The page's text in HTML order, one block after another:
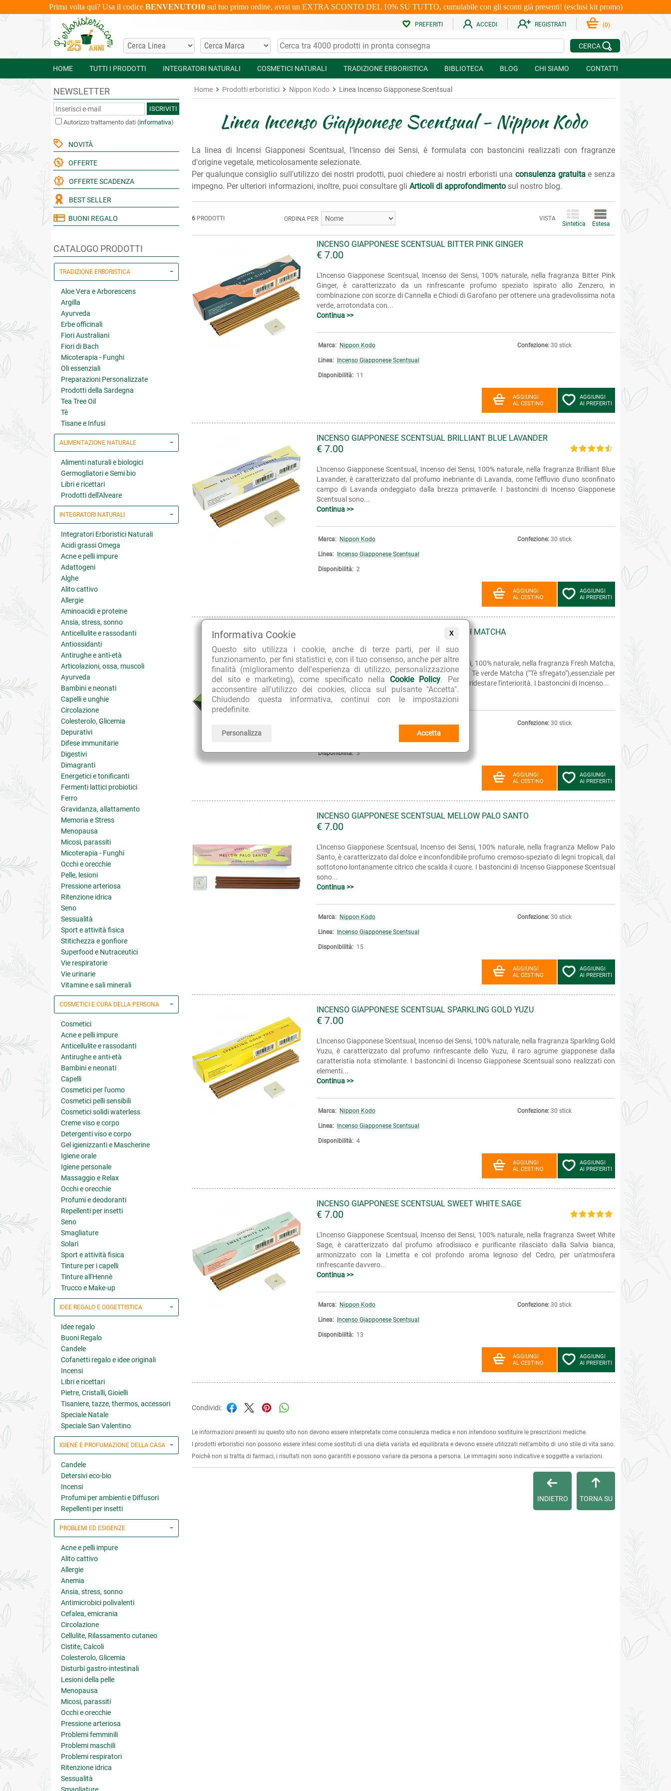
X
Informativa Cookie
Questo sito utilizza i cookie, anche di terze parti, per il suo
funzionamento, per fini statistici e, con il tuo consenso, anche per altre
finalità (miglioramento dell'esperienza di utilizzo, personalizzazione
del sito e marketing), come specificato nella Cookie Policy. Per
acconsentire all'utilizzo dei cookies, clicca sul pulsante "Accetta".
Chiudendo questa informativa, continui con le impostazioni
predefinite.
Personalizza Accetta
Prima volta qui? Usa il codice BENVENUTO10sul tuo primo ordine, avrai un EXTRA SCONTO DEL 10% SU TUTTO, cumulabile con gli sconti già presenti! (esclusi kit promo)
PREFERITI ACCEDI REGISTRATI (0)
CERCA
HOME TUTTI I PRODOTTI INTEGRATORI NATURALI COSMETICI NATURALI TRADIZIONE ERBORISTICA BIBLIOTECA BLOG CHI SIAMO CONTATTI
NEWSLETTER
ISCRIVITI
Autorizzo trattamento dati (informativa)
NOVITÀ
OFFERTE
OFFERTE SCADENZA
BEST SELLER
BUONI REGALO
CATALOGO PRODOTTI
TRADIZIONE ERBORISTICA
Aloe Vera e Arborescens
Argilla
Ayurveda
Erbe officinali
Fiori Australiani
Fiori di Bach
Micoterapia - Funghi
Oli essenziali
Preparazioni Personalizzate
Prodotti della Sardegna
Tea Tree Oil
Tè
Tisane e Infusi
ALIMENTAZIONE NATURALE
Alimenti naturali e biologici
Germogliatori e Semi bio
Libri e ricettari
Prodotti dell'Alveare
INTEGRATORI NATURALI
Integratori Erboristici Naturali
Acidi grassi Omega
Acne e pelli impure
Adattogeni
Alghe
Alito cattivo
Allergie
Aminoacidi e proteine
Ansia, stress, sonno
Anticellulite e rassodanti
Antiossidanti
Antirughe e anti-età
Articolazioni, ossa, muscoli
Ayurveda
Bambini e neonati
Capelli e unghie
Circolazione
Colesterolo, Glicemia
Depurativi
Difese immunitarie
Digestivi
Dimagranti
Energetici e tonificanti
Fermenti lattici probiotici
Ferro
Gravidanza, allattamento
Memoria e Stress
Menopausa
Micosi, parassiti
Micoterapia - Funghi
Occhi e orecchie
Pelle, lesioni
Pressione arteriosa
Ritenzione idrica
Seno
Sessualità
Sport e attività fisica
Stitichezza e gonfiore
Superfood e Nutraceutici
Vie respiratorie
Vie urinarie
Vitamine e sali minerali
COSMETICI E CURA DELLA PERSONA
Cosmetici
Acne e pelli impure
Anticellulite e rassodanti
Antirughe e anti-età
Bambini e neonati
Capelli
Cosmetici per l'uomo
Cosmetici pelli sensibili
Cosmetici solidi waterless
Creme viso e corpo
Detergenti viso e corpo
Gel igienizzanti e Mascherine
Igiene orale
Igiene personale
Massaggio e Relax
Occhi e orecchie
Profumi e deodoranti
Repellenti per insetti
Seno
Smagliature
Solari
Sport e attività fisica
Tinture per i capelli
Tinture all'Hennè
Trucco e Make-up
IDEE REGALO E OGGETTISTICA
Idee regalo
Buoni Regalo
Candele
Cofanetti regalo e idee originali
Incensi
Libri e ricettari
Pietre, Cristalli, Gioielli
Tisaniere, tazze, thermos, accessori
Speciale Natale
Speciale San Valentino
IGIENE E PROFUMAZIONE DELLA CASA
Candele
Detersivi eco-bio
Incensi
Profumi per ambienti e Diffusori
Repellenti per insetti
PROBLEMI ED ESIGENZE
Acne e pelli impure
Alito cattivo
Allergie
Anemia
Ansia, stress, sonno
Antimicrobici polivalenti
Cefalea, emicrania
Circolazione
Cellulite, Rilassamento cutaneo
Cistite, Calcoli
Colesterolo, Glicemia
Disturbi gastro-intestinali
Lesioni della pelle
Menopausa
Micosi, parassiti
Occhi e orecchie
Pressione arteriosa
Problemi femminili
Problemi maschili
Problemi respiratori
Ritenzione idrica
Sessualità
Home Prodotti erboristici Nippon Kodo Linea Incenso Giapponese Scentsual
Linea Incenso Giapponese Scentsual - Nippon Kodo
La linea di Incensi Giapponesi Scentsual, l'Incenso dei Sensi, è formulata con bastoncini realizzati con fragranze
d'origine vegetale, meticolosamente selezionate.
Per qualunque consiglio sull'utilizzo dei nostri prodotti, puoi chiedere ai nostri erboristi una consulenza gratuitae senza
impegno. Per ulteriori informazioni, inoltre, puoi consultare gli Articoli di approfondimento sul nostro blog.
6 PRODOTTI ORDINA PER VISTA
Sintetica Estesa
INCENSO GIAPPONESE SCENTSUAL BITTER PINK GINGER
€ 7.00
L'Incenso Giapponese Scentsual, Incenso dei Sensi, 100% naturale, nella fragranza Bitter Pink
Ginger, è caratterizzato da un rinfrescante profumo speziato ispirato allo Zenzero, in
combinazione con scorze di Cannella e Chiodi di Garofano per ottenere una gradevolissima nota
verde, arrotondata con...
Continua >>
Marca: Nippon Kodo
Linea: Incenso Giapponese Scentsual
Disponibilità: 11
Confezione: 30 stick
AGGIUNGI
AL CESTINO
AGGIUNGI
AI PREFERITI
INCENSO GIAPPONESE SCENTSUAL BRILLIANT BLUE LAVANDER
€ 7.00
L'Incenso Giapponese Scentsual, Incenso dei Sensi, 100% naturale, nella fragranza Brilliant Blue
Lavander, è caratterizzato dal profumo inebriante di Lavanda, come l'effluvio d'uno sconfinato
campo di Lavanda ondeggiato dalla brezza primaverile. I bastoncini di Incenso Giapponese
Scentsual sono...
Continua >>
Marca: Nippon Kodo
Linea: Incenso Giapponese Scentsual
Disponibilità: 2
Confezione: 30 stick
AGGIUNGI
AL CESTINO
AGGIUNGI
AI PREFERITI
INCENSO GIAPPONESE SCENTSUAL FRESH MATCHA
L'Incenso Giapponese Scentsual, Incenso dei Sensi, 100% naturale, nella fragranza Fresh Matcha,
è caratterizzato dall'inconfondibile nota verde del Tè verde Matcha ("Tè sfregato"),essenziale per
la cerimonia del Tè: un fresco effluvio odoroso per ridestare l'interiorità. I bastoncini di Incenso...
Continua >>
Disponibilità: 3
Confezione: 30 stick
AGGIUNGI
AL CESTINO
AGGIUNGI
AI PREFERITI
INCENSO GIAPPONESE SCENTSUAL MELLOW PALO SANTO
€ 7.00
L'Incenso Giapponese Scentsual, Incenso dei Sensi, 100% naturale, nella fragranza Mellow Palo
Santo, è caratterizzato dal dolce e inconfondibile profumo cremoso-speziato di legni tropicali, dal
sottotono lontanamente citrico che scalda il cuore. I bastoncini di Incenso Giapponese Scentsual
sono...
Continua >>
Marca: Nippon Kodo
Linea: Incenso Giapponese Scentsual
Disponibilità: 15
Confezione: 30 stick
AGGIUNGI
AL CESTINO
AGGIUNGI
AI PREFERITI
INCENSO GIAPPONESE SCENTSUAL SPARKLING GOLD YUZU
€ 7.00
L'Incenso Giapponese Scentsual, Incenso dei Sensi, 100% naturale, nella fragranza Sparkling Gold
Yuzu, è caratterizzato dal profumo rinfrescante dello Yuzu, il raro agrume giapponese dalla
caratteristia nota stimolante. I bastoncini di Incenso Giapponese Scentsual sono realizzati con
elementi...
Continua >>
Marca: Nippon Kodo
Linea: Incenso Giapponese Scentsual
Disponibilità: 4
Confezione: 30 stick
AGGIUNGI
AL CESTINO
AGGIUNGI
AI PREFERITI
INCENSO GIAPPONESE SCENTSUAL SWEET WHITE SAGE
€ 7.00
L'Incenso Giapponese Scentsual, Incenso dei Sensi, 100% naturale, nella fragranza Sweet White
Sage, è caratterizzato dal profumo afrodisiaco e purificante rilasciato dalla Salvia bianca,
armonizzato con la Limetta e col profondo aroma legnoso del Cedro, per un'atmosfera
rinfrescante davvero...
Continua >>
Marca: Nippon Kodo
Linea: Incenso Giapponese Scentsual
Disponibilità: 13
Confezione: 30 stick
AGGIUNGI
AL CESTINO
AGGIUNGI
AI PREFERITI
Condividi:
Le informazioni presenti su questo sito non devono essere interpretate come consulenza medica e non intendono sostituire le prescrizioni mediche.
I prodotti erboristici non possono essere intesi come sostituti di una dieta variata ed equilibrata e devono essere utilizzati nell'ambito di uno stile di vita sano.
Poichè non si tratta di farmaci, i risultati non sono garantiti e possono variare da persona a persona. Le immagini sono indicative e soggette a variazioni.
TORNA SU
INDIETRO